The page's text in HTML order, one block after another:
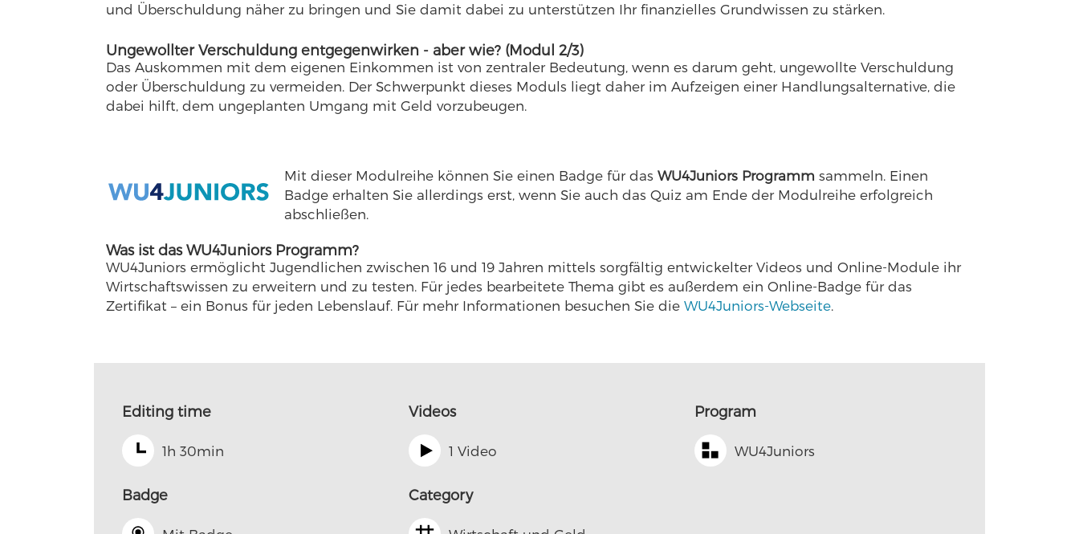
und Überschuldung näher zu bringen und Sie damit dabei zu unterstützen Ihr finanzielles Grundwissen zu stärken.
Ungewollter Verschuldung entgegenwirken - aber wie? (Modul 2/3)
Das Auskommen mit dem eigenen Einkommen ist von zentraler Bedeutung, wenn es darum geht, ungewollte Verschuldung
oder Überschuldung zu vermeiden. Der Schwerpunkt dieses Moduls liegt daher im Aufzeigen einer Handlungsalternative, die
dabei hilft, dem ungeplanten Umgang mit Geld vorzubeugen.
Mit dieser Modulreihe können Sie einen Badge für dasWU4Juniors Programm sammeln. Einen
Badge erhalten Sie allerdings erst, wenn Sie auch das Quiz am Ende der Modulreihe erfolgreich
abschließen.
Was ist das WU4Juniors Programm?
WU4Juniors ermöglicht Jugendlichen zwischen 16 und 19 Jahren mittels sorgfältig entwickelter Videos und Online-Module ihr
Wirtschaftswissen zu erweitern und zu testen. Für jedes bearbeitete Thema gibt es außerdem ein Online-Badge für das
Zertifikat – ein Bonus für jeden Lebenslauf. Für mehr Informationen besuchen Sie die WU4Juniors-Webseite.
Editing time
1h 30min
Videos
1 Video
Program
WU4Juniors
Badge Category